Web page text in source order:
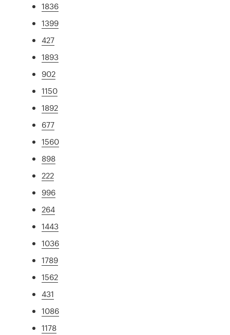
1836
1399
427
1893
902
1150
1892
677
1560
898
222
996
264
1443
1036
1789
1562
431
1086
1178